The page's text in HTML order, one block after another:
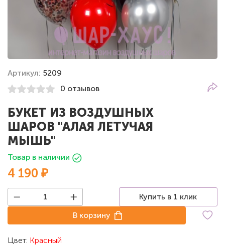
Артикул: 5209
0 отзывов
БУКЕТ ИЗ ВОЗДУШНЫХ
ШАРОВ "АЛАЯ ЛЕТУЧАЯ
МЫШЬ"
Товар в наличии
4 190 ₽
Купить в 1 клик
В корзину
Цвет: Красный